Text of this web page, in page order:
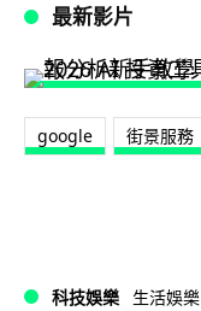
最新影片
google 街景服務
科技娛樂 生活娛樂